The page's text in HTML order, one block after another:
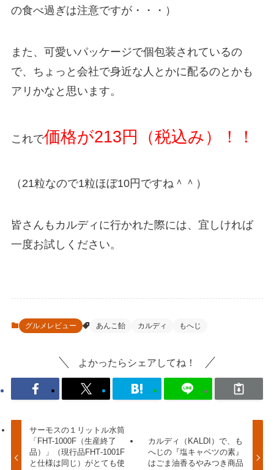
の食べ過ぎは注意ですが・・・）
また、可愛いパッケージで個包装されているの
で、ちょっと会社で身近な人とかに配るのとかも
アリかなと思います。
これで価格が213円（税込み）！！
（21粒なので1粒ほぼ10円ですね＾＾）
皆さんもカルディに行かれた際には、宜しければ
一度お試しください。
グルメレビュー あんこ飴 カルディ もへじ
よかったらシェアしてね！
サーモスの１リットル水筒
「FHT-1000F（生産終了
品）」（現行品FHT‐1001F
と仕様は同じ）がとても使
カルディ（KALDI）で、も
へじの『塩キャベツの素』
はごま油香るやみつき商品